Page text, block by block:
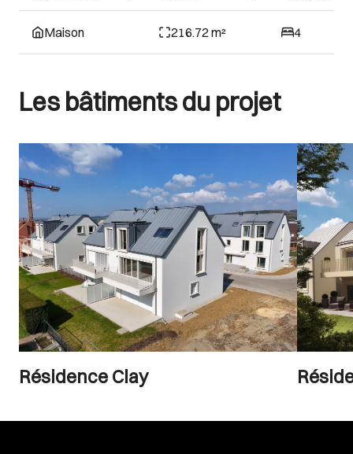
Maison 216.72 m² 4
Les bâtiments du projet
Résidence Clay